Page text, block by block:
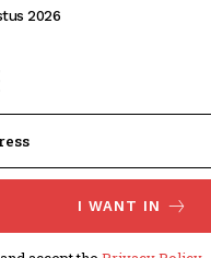
2026
I WANT IN